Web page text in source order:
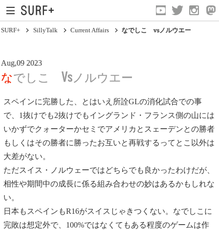
Current Affairs
Life In Surfing
Vibration
Mind
Clips
SURF+ SillyTalk Current Affairs なでしこ vsノルウエー
Aug,09 2023
なでしこ Vsノルウエー
スペインに完勝した、とはいえ所詮GLの消化試合での事
で、1抜けでも2抜けでもイングランド・フランス側の山には
いかずでクォーターかセミでアメリカとスェーデンとの勝者
もしくはその勝者に勝ったお互いと再戦するってとこ以外は
大差がない。
ただスイス・ノルウェーではどちらでも良かったわけだが、
相性や期間中の成長に係る組み合わせの妙はあるかもしれな
い。
日本もスペインもR16がスイスじゃきつくない。なでしこに
完敗は想定外で、100%ではなくてもある程度のゲームは作